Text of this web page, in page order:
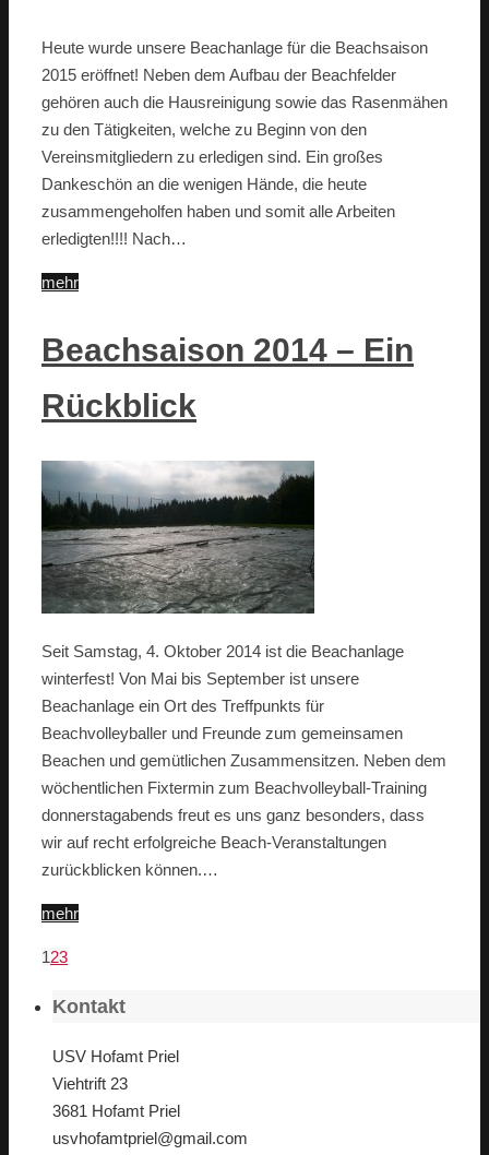
Heute wurde unsere Beachanlage für die Beachsaison
2015 eröffnet! Neben dem Aufbau der Beachfelder
gehören auch die Hausreinigung sowie das Rasenmähen
zu den Tätigkeiten, welche zu Beginn von den
Vereinsmitgliedern zu erledigen sind. Ein großes
Dankeschön an die wenigen Hände, die heute
zusammengeholfen haben und somit alle Arbeiten
erledigten!!!! Nach…
mehr
Beachsaison 2014 – Ein
Rückblick
Seit Samstag, 4. Oktober 2014 ist die Beachanlage
winterfest! Von Mai bis September ist unsere
Beachanlage ein Ort des Treffpunkts für
Beachvolleyballer und Freunde zum gemeinsamen
Beachen und gemütlichen Zusammensitzen. Neben dem
wöchentlichen Fixtermin zum Beachvolleyball-Training
donnerstagabends freut es uns ganz besonders, dass
wir auf recht erfolgreiche Beach-Veranstaltungen
zurückblicken können.…
mehr
123
Kontakt
USV Hofamt Priel
Viehtrift 23
3681 Hofamt Priel
usvhofamtpriel@gmail.com